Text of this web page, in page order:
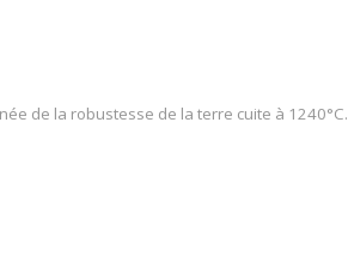
de la robustesse de la terre cuite à 1240°C.